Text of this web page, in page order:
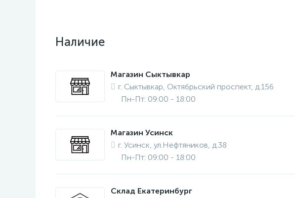
Наличие
Магазин Сыктывкар
г. Сыктывкар, Октябрьский проспект, д.156
Пн-Пт: 09:00 - 18:00
Магазин Усинск
г. Усинск, ул.Нефтяников, д.38
Пн-Пт: 09:00 - 18:00
Склад Екатеринбург